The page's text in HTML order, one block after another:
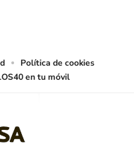
Política de cookies
en tu móvil